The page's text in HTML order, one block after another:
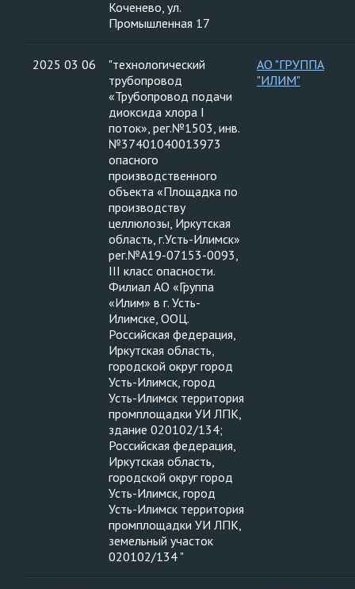
Коченево, ул.
Промышленная 17
2025 03 06
"технологический
трубопровод
«Трубопровод подачи
диоксида хлора I
поток», рег.№1503, инв.
№37401040013973
опасного
производственного
объекта «Площадка по
производству
целлюлозы, Иркутская
область, г.Усть-Илимск»
рег.№А19-07153-0093,
III класс опасности.
Филиал АО «Группа
«Илим» в г. Усть-
Илимске, ООЦ.
Российская федерация,
Иркутская область,
городской округ город
Усть-Илимск, город
Усть-Илимск территория
промплощадки УИ ЛПК,
здание 020102/134;
Российская федерация,
Иркутская область,
городской округ город
Усть-Илимск, город
Усть-Илимск территория
промплощадки УИ ЛПК,
земельный участок
020102/134 "
АО "ГРУППА
"ИЛИМ"